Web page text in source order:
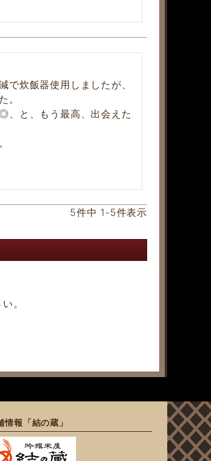
で炊飯器使用しましたが、
。
と、もう最高、出会えた
5件中 1 -5件表示
。
情報「結の蔵」